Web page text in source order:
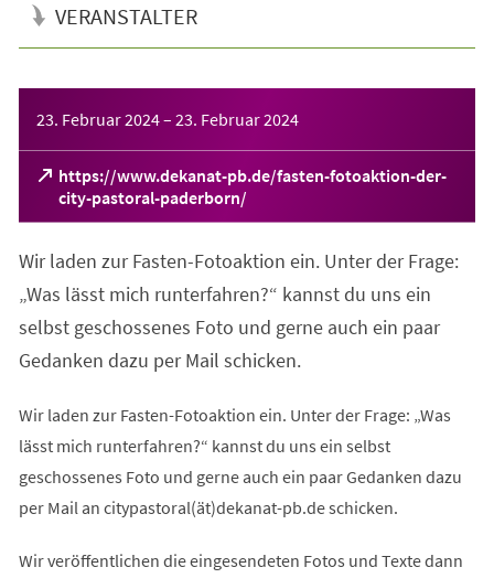
VERANSTALTER
23. Februar 2024– 23. Februar 2024
https://www.dekanat-pb.de/fasten-fotoaktion-der-
city-pastoral-paderborn/
(Öffnet
in
neuen
Tab)
Wir laden zur Fasten-Fotoaktion ein. Unter der Frage:
„Was lässt mich runterfahren?“ kannst du uns ein
selbst geschossenes Foto und gerne auch ein paar
Gedanken dazu per Mail schicken.
Wir laden zur Fasten-Fotoaktion ein. Unter der Frage: „Was
lässt mich runterfahren?“ kannst du uns ein selbst
geschossenes Foto und gerne auch ein paar Gedanken dazu
per Mail an citypastoral(ät)dekanat-pb.de schicken.
Wir veröffentlichen die eingesendeten Fotos und Texte dann